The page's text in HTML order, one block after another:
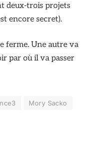
deux-trois projets
encore secret).
ferme. Une autre va
par où il va passer
Mory Sacko